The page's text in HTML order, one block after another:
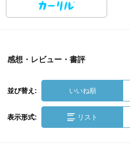
感想・レビュー・書評
並び替え: いいね順
表示形式: リスト